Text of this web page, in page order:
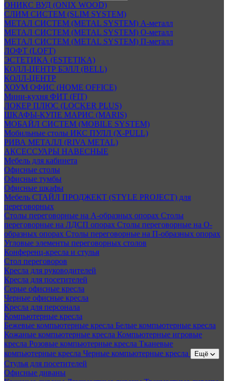
ОНИКС ВУД (ONIX WOOD)
СЛИМ СИСТЕМ (SLIM SYSTEM)
МЕТАЛ СИСТЕМ (METAL SYSTEM) А-металл
МЕТАЛ СИСТЕМ (METAL SYSTEM) О-металл
МЕТАЛ СИСТЕМ (METAL SYSTEM) П-металл
ЛОФТ (LOFT)
ЭСТЕТИКА (ESTETIKA)
КОЛЛ-ЦЕНТР БЭЛЛ (BELL)
КОЛЛ-ЦЕНТР
ХОУМ ОФИС (HOME OFFICE)
Мини-кухня ФИТ (FIT)
ЛОКЕР ПЛЮС (LOCKER PLUS)
ШКАФЫ-КУПЕ МАРИС (MARIS)
МОБАЙЛ СИСТЕМ (MOBILE SYSTEM)
Мобильные столы ИКС ПУЛЛ (X-PULL)
РИВА МЕТАЛЛ (RIVA METAL)
АКСЕССУАРЫ НАВЕСНЫЕ
Мебель для кабинета
Офисные столы
Офисные тумбы
Офисные шкафы
Мебель СТАЙЛ ПРОДЖЕКТ (STYLE PROJECT) для
переговорных
Столы переговорные на А-образных опорах Столы
переговорные на ЛДСП опорах Столы переговорные на О-
образных опорах Столы переговорные на П-образных опорах
Угловые элементы переговорных столов
Конференц-кресла и стулья
Стол переговоров
Кресла для руководителей
Кресла для посетителей
Серые офисные кресла
Черные офисные кресла
Кресла для персонала
Компьютерные кресла
Бежевые компьютерные кресла Белые компьютерные кресла
Кожаные компьютерные кресла Компьютерные игровые
кресла Розовые компьютерные кресла Тканевые
компьютерные кресла Черные компьютерные кресла Ещё
Стулья для посетителей
Офисные диваны